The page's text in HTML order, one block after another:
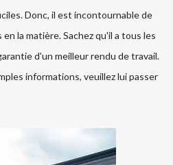
Donc, il est incontournable de
la matière. Sachez qu'il a tous les
d'un meilleur rendu de travail.
informations, veuillez lui passer